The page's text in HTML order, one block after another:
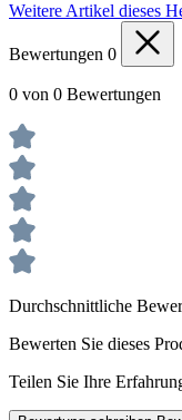
Weitere Artikel dieses
Bewertungen 0
0 von 0 Bewertungen
Durchschnittliche
Bewerten Sie dieses
Teilen Sie Ihre